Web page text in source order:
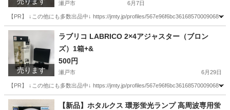
瀬戸市 6月7日
【PR】 ↓この他にも多数出品中↓ https://jmty.jp/profiles/567e96f6bc36168570009068
愛知 瀬戸市 生活家電 タイムロッキングコンテナ
売ります
ラブリコ LABRICO 2×4アジャスター（ブロン
ズ）1箱+&
500円
瀬戸市 6月29日
【PR】 ↓この他にも多数出品中↓ https://jmty.jp/profiles/567e96f6bc36168570009068
愛知 瀬戸市 インテリア雑貨/小物 ラブリコ
【新品】ホタルクス 環形蛍光ランプ 高周波専用蛍